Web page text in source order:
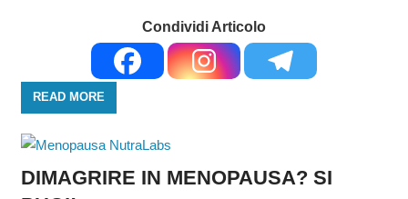
Condividi Articolo
READ MORE
DIMAGRIRE IN MENOPAUSA? SI